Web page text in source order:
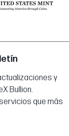
y
Bullion.
que más